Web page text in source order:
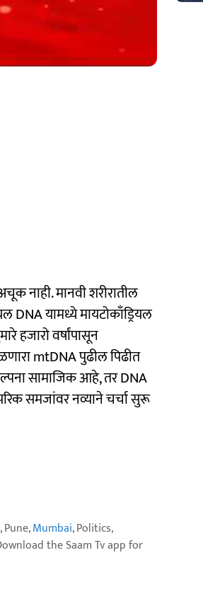
नाही. मानवी शरीरातील
DNA यामध्ये मायटोकाँड्रियल
हजारो वर्षांपासून
mtDNA पुढील पिढीत
सामाजिक आहे, तर DNA
समजांवर नव्याने चर्चा सुरू
Pune,Mumbai, Politics,
the Saam Tv app for